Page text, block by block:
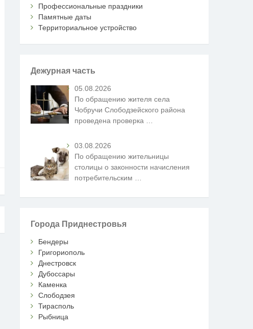
Профессиональные праздники
Памятные даты
Территориальное устройство
Дежурная часть
05.08.2026
По обращению жителя села
Чобручи Слободзейского района
проведена проверка …
03.08.2026
По обращению жительницы
столицы о законности начисления
потребительским
Города Приднестровья
Бендеры
Григориополь
Днестровск
Дубоссары
Каменка
Слободзея
Тирасполь
Рыбница